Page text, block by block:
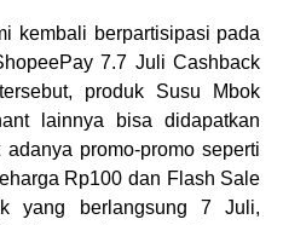
kembali berpartisipasi pada
7.7 Juli Cashback
produk Susu Mbok
lainnya bisa didapatkan
promo-promo seperti
Rp100 dan Flash Sale
yang berlangsung 7 Juli,